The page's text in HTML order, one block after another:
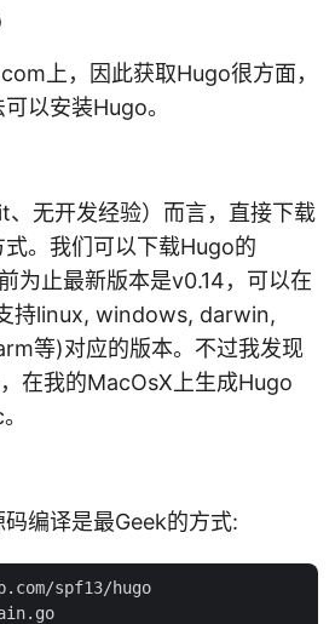
上，因此获取Hugo很方面，
以安装Hugo。
、无开发经验）而言，直接下载
。我们可以下载Hugo的
为止最新版本是v0.14，可以在
持linux, windows, darwin,
等)对应的版本。不过我发现
在我的MacOsX上生成Hugo
编译是最Geek的方式:
spf13/hugo